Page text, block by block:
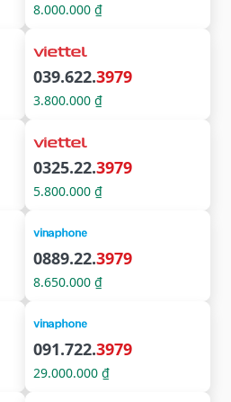
8.000.000 ₫
039.622.3979
3.800.000 ₫
0325.22.3979
5.800.000 ₫
0889.22.3979
8.650.000 ₫
091.722.3979
29.000.000 ₫